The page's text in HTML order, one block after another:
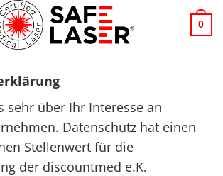
0
sehr über Ihr Interesse an
Datenschutz hat einen
Stellenwert für die
der discountmed e.K.